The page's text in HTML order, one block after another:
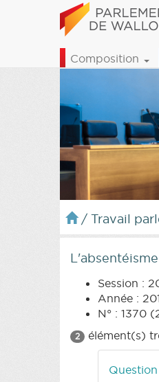
Composition
/ Travail
Session :
Année :
N° : 1370
2 élément(s)